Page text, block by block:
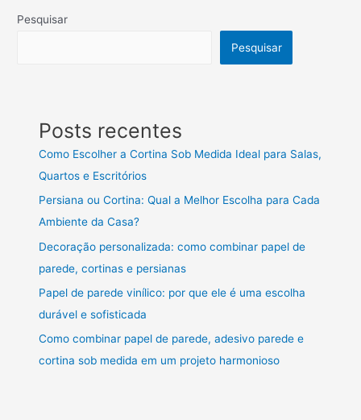
Pesquisar
Pesquisar
Posts recentes
Como Escolher a Cortina Sob Medida Ideal para Salas,
Quartos e Escritórios
Persiana ou Cortina: Qual a Melhor Escolha para Cada
Ambiente da Casa?
Decoração personalizada: como combinar papel de
parede, cortinas e persianas
Papel de parede vinílico: por que ele é uma escolha
durável e sofisticada
Como combinar papel de parede, adesivo parede e
cortina sob medida em um projeto harmonioso